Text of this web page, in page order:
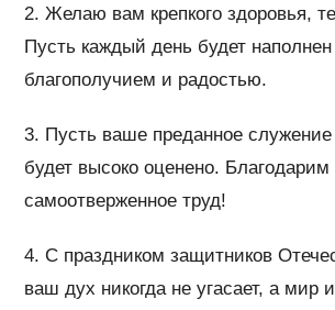
2. Желаю вам крепкого здоровья,
Пусть каждый день будет наполнен
благополучием и радостью.
3. Пусть ваше преданное служение
будет высоко оценено.
самоотверженное труд!
4. С праздником защитников
ваш дух никогда не угасает, а мир